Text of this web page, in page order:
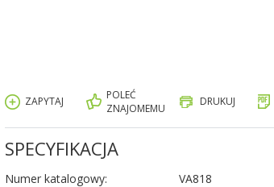
ZAPYTAJ
POLEĆ
ZNAJOMEMU
DRUKUJ
SPECYFIKACJA
Numer katalogowy:
VA818